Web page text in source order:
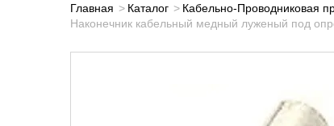
Главная Каталог Кабельно-Проводниковая
Наконечник кабельный медный луженый под